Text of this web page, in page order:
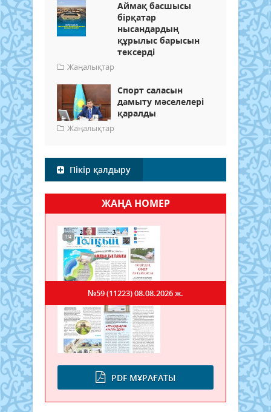
Аймақ басшысы
бірқатар
нысандардың
құрылыс барысын
тексерді
Жаңалықтар
Спорт саласын
дамыту мәселелері
қаралды
Жаңалықтар
Пікір қалдыру
ЖАҢА НОМЕР
PDF МҰРАҒАТЫ
№59 (11223)08.08.2026 ж.